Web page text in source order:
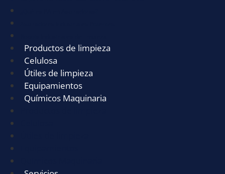
Productos de limpieza
Celulosa
Útiles de limpieza
Equipamientos
Químicos Maquinaria